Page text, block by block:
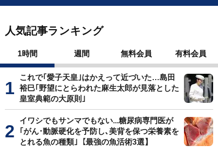
人気記事ランキング
1時間 週間 無料会員 有料会員
これで｢愛子天皇｣はかえって近づいた…島田
裕巳｢野望にとらわれた麻生太郎が見落とした
皇室典範の大原則｣
イワシでもサンマでもない...糖尿病専門医が
｢がん･動脈硬化を予防し､美背を保つ栄養素を
とれる魚の種類｣【最強の魚活術3選】